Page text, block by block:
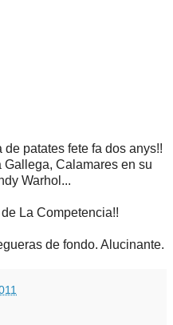
patates fete fa dos anys!!
Gallega, Calamares en su
Warhol...
La Competencia!!
de fondo. Alucinante.